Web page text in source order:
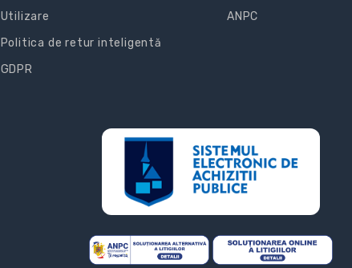
Utilizare
Politica de retur inteligentă
GDPR
ANPC